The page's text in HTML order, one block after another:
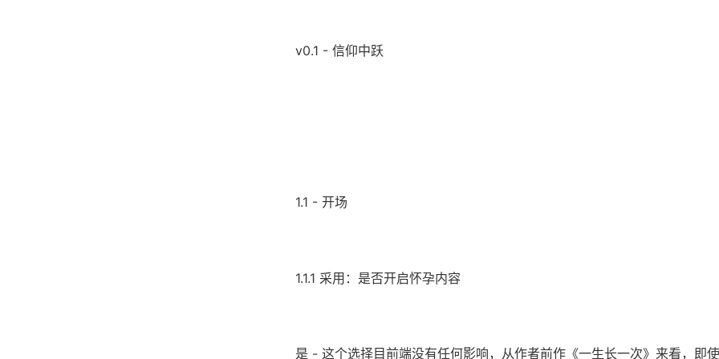
v0.1 - 信仰中跃
1.1 - 开场
1.1.1 采用：是否开启怀孕内容
是 - 这个选择目前端没有任何影响，从作者前作《一生长一次》来看，即